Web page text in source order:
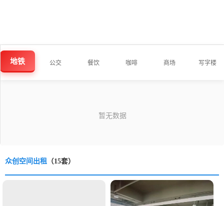
地铁 公交 餐饮 咖啡 商场 写字楼
众创空间出租 （15套）